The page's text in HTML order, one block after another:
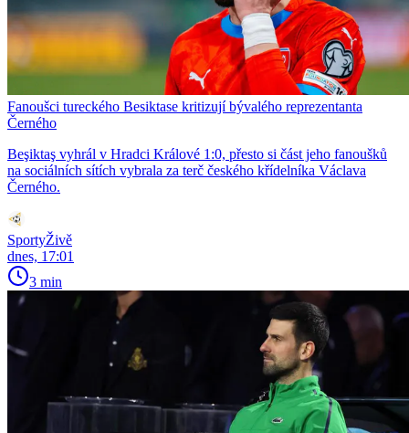
Fanoušci tureckého Besiktase kritizují bývalého reprezentanta
Černého
Beşiktaş vyhrál v Hradci Králové 1:0, přesto si část jeho fanoušků
na sociálních sítích vybrala za terč českého křídelníka Václava
Černého.
SportyŽivě
dnes, 17:01
3 min